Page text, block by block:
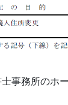
事務所のホ